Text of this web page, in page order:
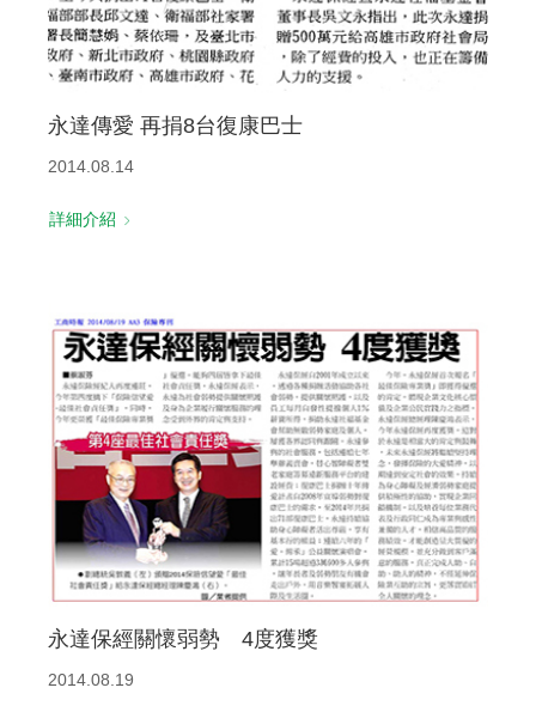
永達傳愛 再捐8台復康巴士
2014.08.14
詳細介紹
永達保經關懷弱勢 4度獲獎
2014.08.19